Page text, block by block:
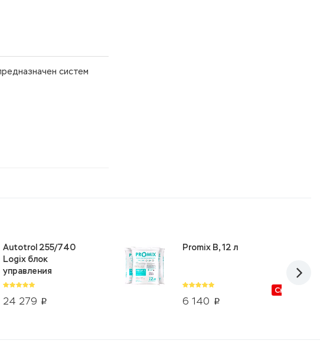
систем
24 279 p
Autotrol 255/740
Logix блок
управления
6 140 p
Promix B, 12 л
Скидки от